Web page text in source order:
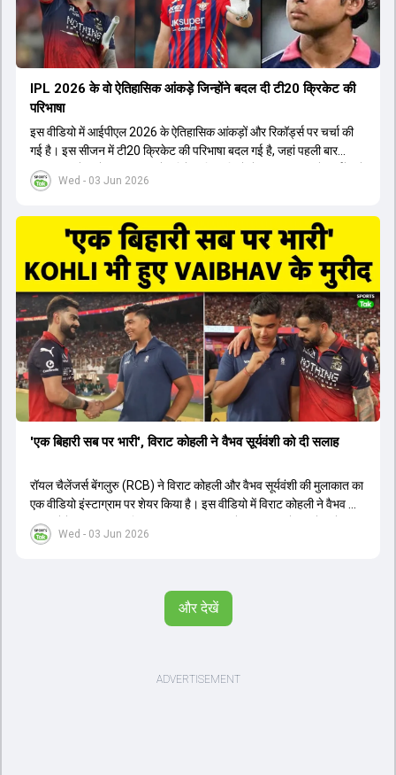
Wed - 03 Jun 2026
IPL 2026 के वो ऐतिहासिक आंकड़े जिन्होंने बदल दी टी20 क्रिकेट की
परिभाषा
इस वीडियो में आईपीएल 2026 के ऐतिहासिक आंकड़ों और रिकॉर्ड्स पर चर्चा की
गई है। इस सीजन में टी20 क्रिकेट की परिभाषा बदल गई है, जहां पहली बार
भारतीय बल्लेबाजों का स्ट्राइक रेट विदेशी खिलाड़ियों से ज्यादा रहा। पूरे टूर्नामेंट में
1426 छक्के लगे और 65 बार टीमों ने 200 से ज्यादा का स्कोर बनाया, जो एक
स्ट्राइक रेट के साथ मोस्ट वैल्युएबल प्लेयर का खिताब जीता। इसके अलावा पंजाब
और बेंगलुरु के प्रदर्शन के साथ-साथ लक्ष्य का पीछा करने वाली टीमों की सफलता
के आंकड़ों का भी विश्लेषण किया गया है।
Wed - 03 Jun 2026
'एक बिहारी सब पर भारी', विराट कोहली ने वैभव सूर्यवंशी को दी सलाह
रॉयल चैलेंजर्स बेंगलुरु (RCB) ने विराट कोहली और वैभव सूर्यवंशी की मुलाकात का
एक वीडियो इंस्टाग्राम पर शेयर किया है। इस वीडियो में विराट कोहली ने वैभव को
सलाह देते हुए कहा, 'एक बिहारी सब पर भारी। बस गेम खत्म।' कोहली ने उन्हें खुद
पर विश्वास रखने और नकारात्मक बातों पर ध्यान न देने की सलाह दी। आईपीएल
सीरीज खेलेंगे। वहीं, विराट कोहली लंदन रवाना हो गए हैं और अगली वनडे सीरीज में
और देखें